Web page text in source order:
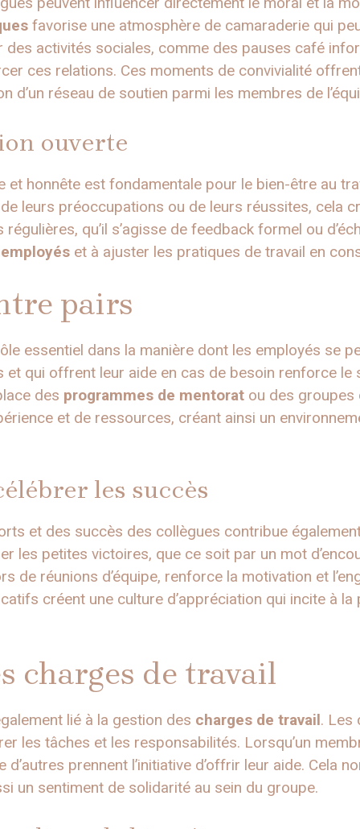
favorise une atmosphère de camaraderie qui
des activités sociales, comme des pauses café
ces relations. Ces moments de convivialité
d’un réseau de soutien parmi les membres de
ouverte
et honnête est fondamentale pour le bien-être au
leurs préoccupations ou de leurs réussites, cela
qu’il s’agisse de feedback formel ou
et à ajuster les pratiques de travail en
pairs
essentiel dans la manière dont les employés se
qui offrent leur aide en cas de besoin renforce le
des programmes de mentorat ou des
et de ressources, créant ainsi un
les succès
et des succès des collègues contribue
les petites victoires, que ce soit par un mot
de réunions d’équipe, renforce la motivation et
créent une culture d’appréciation qui incite à
charges de travail
lié à la gestion des charges de travail. Les
les tâches et les responsabilités. Lorsqu’un
prennent l’initiative d’offrir leur aide. Cela
un sentiment de solidarité au sein du groupe.